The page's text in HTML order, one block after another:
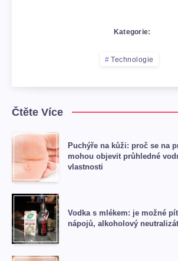
Kategorie:
Technologie
Čtěte Více
Puchýře na kůži: proč se na
mohou objevit průhledné
vlastnosti
Vodka s mlékem: je možné
nápojů, alkoholový